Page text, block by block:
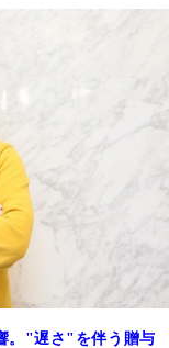
。"遅さ"を伴う贈与